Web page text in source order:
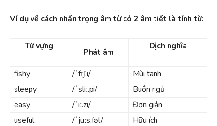
Ví dụ về cách nhấn trọng âm từ có 2 âm tiết là tính từ:
Từ vựng
Phát âm
Dịch nghĩa
fishy /ˈfɪʃ.i/
Mùi tanh
sleepy
/ˈsliː.pi/
Buồn ngủ
easy
/ˈiː.zi/
Đơn giản
useful
/ˈjuːs.fəl/
Hữu ích